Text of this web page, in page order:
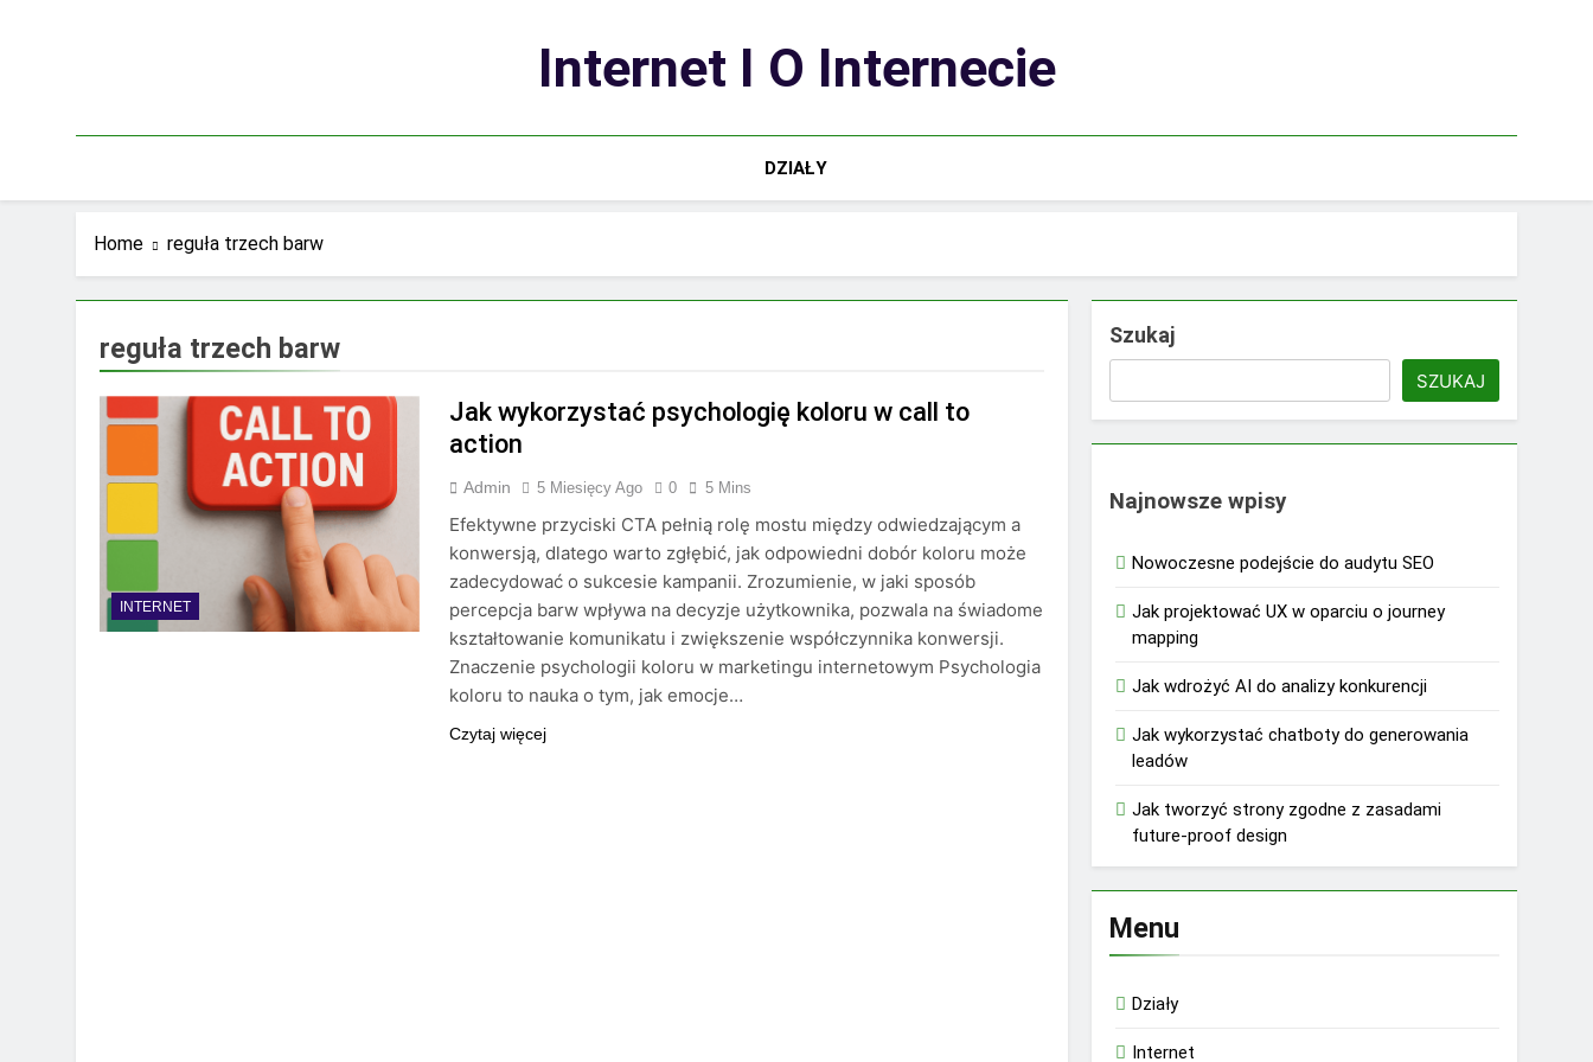
Internet I O Internecie
DZIAŁY
Home reguła trzech barw
reguła trzech barw
INTERNET
Jak wykorzystać psychologię koloru w call to
action
Admin 5 Miesięcy Ago 0 5 Mins
Efektywne przyciski CTA pełnią rolę mostu między odwiedzającym a
konwersją, dlatego warto zgłębić, jak odpowiedni dobór koloru może
zadecydować o sukcesie kampanii. Zrozumienie, w jaki sposób
percepcja barw wpływa na decyzje użytkownika, pozwala na świadome
kształtowanie komunikatu i zwiększenie współczynnika konwersji.
Znaczenie psychologii koloru w marketingu internetowym Psychologia
koloru to nauka o tym, jak emocje…
Czytaj więcej
Szukaj
SZUKAJ
Najnowsze wpisy
Nowoczesne podejście do audytu SEO
Jak projektować UX w oparciu o journey
mapping
Jak wdrożyć AI do analizy konkurencji
Jak wykorzystać chatboty do generowania
leadów
Jak tworzyć strony zgodne z zasadami
future-proof design
Menu
Działy
Internet